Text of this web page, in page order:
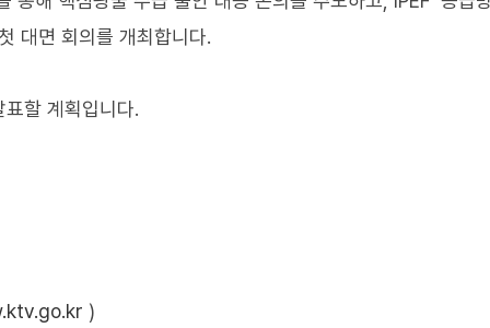
대면 회의를 개최합니다.
할 계획입니다.
)